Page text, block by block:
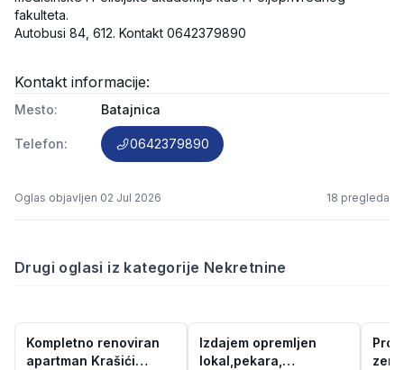
fakulteta.
Kontakt informacije:
Mesto: Batajnica
Telefon: 0642379890
Oglas objavljen 02 Jul 2026 18 pregleda
Drugi oglasi iz kategorije Nekretnine
Kompletno renoviran
apartman Krašići
Izdajem opremljen
lokal,pekara,